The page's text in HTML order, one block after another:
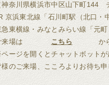
神奈川県横浜市中区山下町144
京浜東北線「石川町駅（北口・
急東横線・みなとみらい線「元
来場は
こちら
から
ージを開くとチャットボットが
様のご来場、こころよりお待ち申